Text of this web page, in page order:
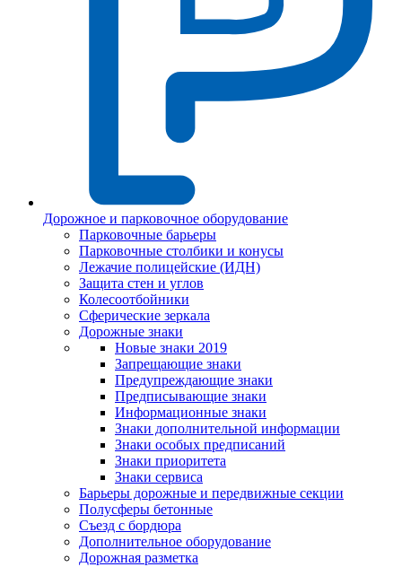
Дорожное и парковочное оборудование
Парковочные барьеры
Парковочные столбики и конусы
Лежачие полицейские (ИДН)
Защита стен и углов
Колесоотбойники
Сферические зеркала
Дорожные знаки
Новые знаки 2019
Запрещающие знаки
Предупреждающие знаки
Предписывающие знаки
Информационные знаки
Знаки дополнительной информации
Знаки особых предписаний
Знаки приоритета
Знаки сервиса
Барьеры дорожные и передвижные секции
Полусферы бетонные
Съезд с бордюра
Дополнительное оборудование
Дорожная разметка